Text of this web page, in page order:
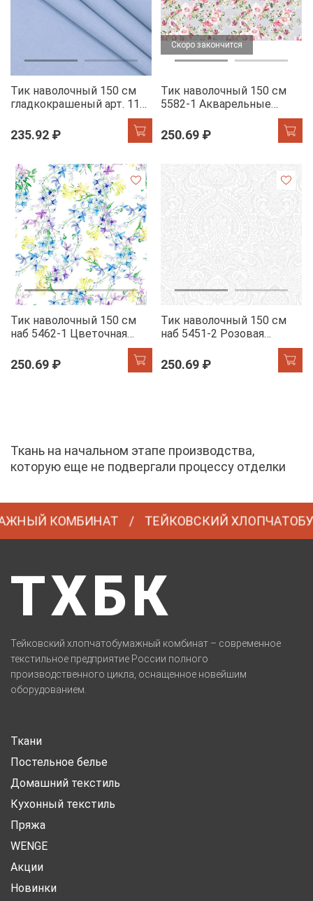
Тик наволочный 150 см
гладкокрашеный арт. 115
235.92 ₽
Скоро закончится
Тик наволочный 150 см
5582-1 Акварельные
250.69 ₽
Тик наволочный 150 см
наб 5462-1 Цветочная
250.69 ₽
Тик наволочный 150 см
наб 5451-2 Розовая
250.69 ₽
Ткань на начальном этапе производства,
которую еще не подвергали процессу отделки
КОМБИНАТ ТЕЙКОВСКИЙ
ТХБК
Тейковский хлопчатобумажный комбинат – современное
текстильное предприятие России полного
производственного цикла, оснащенное новейшим
оборудованием.
Ткани
Постельное белье
Домашний текстиль
Кухонный текстиль
Пряжа
WENGE
Акции
Новинки